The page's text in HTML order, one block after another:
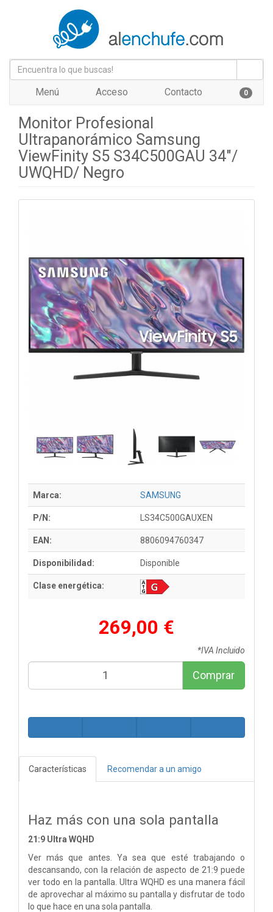
Menú Acceso Contacto 0
Monitor Profesional
Ultrapanorámico Samsung
ViewFinity S5 S34C500GAU 34"/
UWQHD/ Negro
Marca: SAMSUNG
P/N: LS34C500GAUXEN
EAN: 8806094760347
Disponibilidad: Disponible
Clase energética:
269,00 €
*IVA Incluido
Comprar
Características Recomendar a un amigo
Haz más con una sola pantalla
21:9 Ultra WQHD
Ver más que antes. Ya sea que esté trabajando o
descansando, con la relación de aspecto de 21:9 puede
ver todo en la pantalla. Ultra WQHD es una manera fácil
de aprovechar al máximo su pantalla y disfrutar de todo
lo que hace en una sola pantalla.